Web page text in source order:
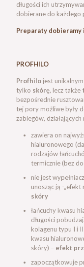
długości ich
dobierane do każdego
Preparaty
PROFHILO
Profhilo jest
tylko skórę, lecz także
bezpośrednie
tej pory możliwe były
zabiegów,
zawiera on
hialuronowego
rodzajów
termicznie (bez
nie jest
unosząc ją -„efekt
skóry
łańcuchy kwasu
długości
kolagenu typu I i
kwasu
skóry) – efekt
zapoczątkowuje